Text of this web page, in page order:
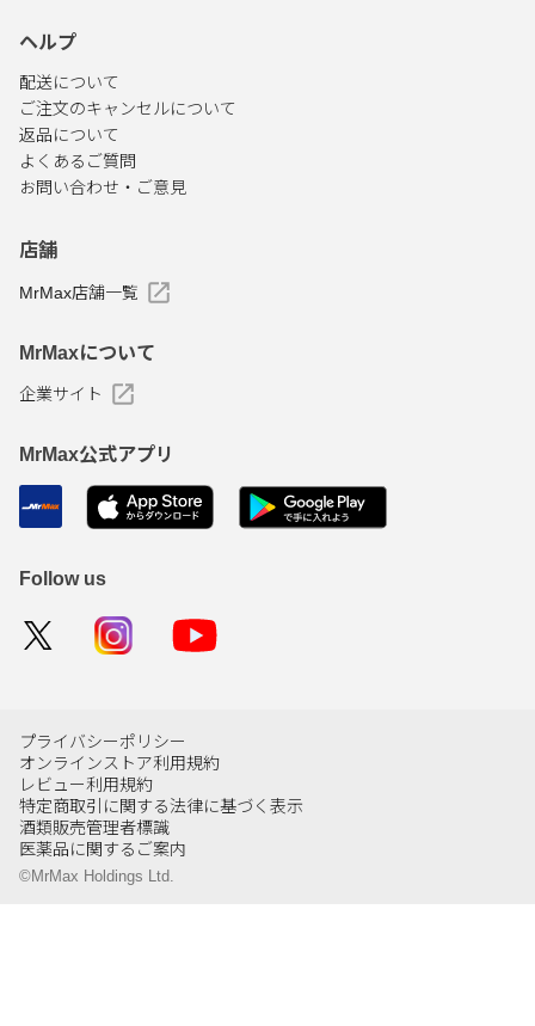
ヘルプ
配送について
ご注文のキャンセルについて
返品について
よくあるご質問
お問い合わせ・ご意見
店舗
MrMax店舗一覧
MrMaxについて
企業サイト
MrMax公式アプリ
Follow us
プライバシーポリシー
オンラインストア利用規約
レビュー利用規約
特定商取引に関する法律に基づく表示
酒類販売管理者標識
医薬品に関するご案内
©MrMax Holdings Ltd.